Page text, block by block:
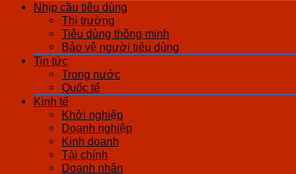
Nhịp cầu tiêu dùng
Thị trường
Tiêu dùng thông minh
Bảo vệ người tiêu dùng
Tin tức
Trong nước
Quốc tế
Kinh tế
Khởi nghiệp
Doanh nghiệp
Kinh doanh
Tài chính
Doanh nhân